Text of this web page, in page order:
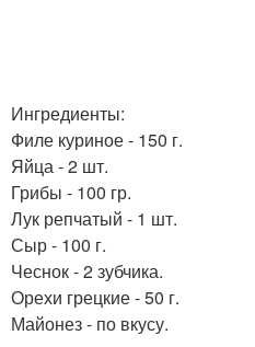
Ингредиенты:
Филе куриное - 150 г.
Яйца - 2 шт.
Грибы - 100 гр.
Лук репчатый - 1 шт.
Сыр - 100 г.
Чеснок - 2 зубчика.
Орехи грецкие - 50 г.
Майонез - по вкусу.